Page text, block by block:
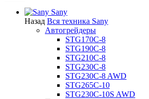
Sany
Назад Вся техника Sany
Автогрейдеры
STG170C-8
STG190C-8
STG210C-8
STG230C-8
STG230C-8 AWD
STG265C-10
STG230C-10S AWD